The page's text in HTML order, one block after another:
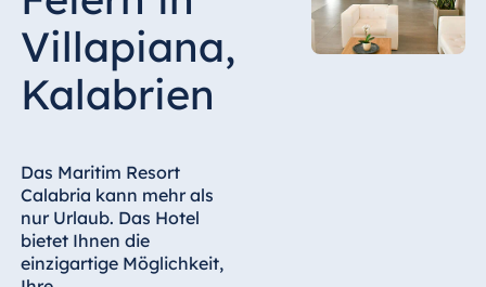
Hotel Bonn
Hotel Bremen
Hotel Darmstadt
Hotel Dresden
Hotel Frankfurt
Hotel am
Schlossgarten
Fulda
Villapiana,
Kalabrien
Das Maritim Resort
Calabria kann mehr als
nur Urlaub. Das Hotel
bietet Ihnen die
einzigartige Möglichkeit,